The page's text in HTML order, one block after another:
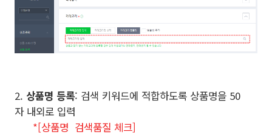
2. 상품명 등록: 검색 키워드에 적합하도록 상품명을 50
자 내외로 입력
*[상품명 검색품질 체크]